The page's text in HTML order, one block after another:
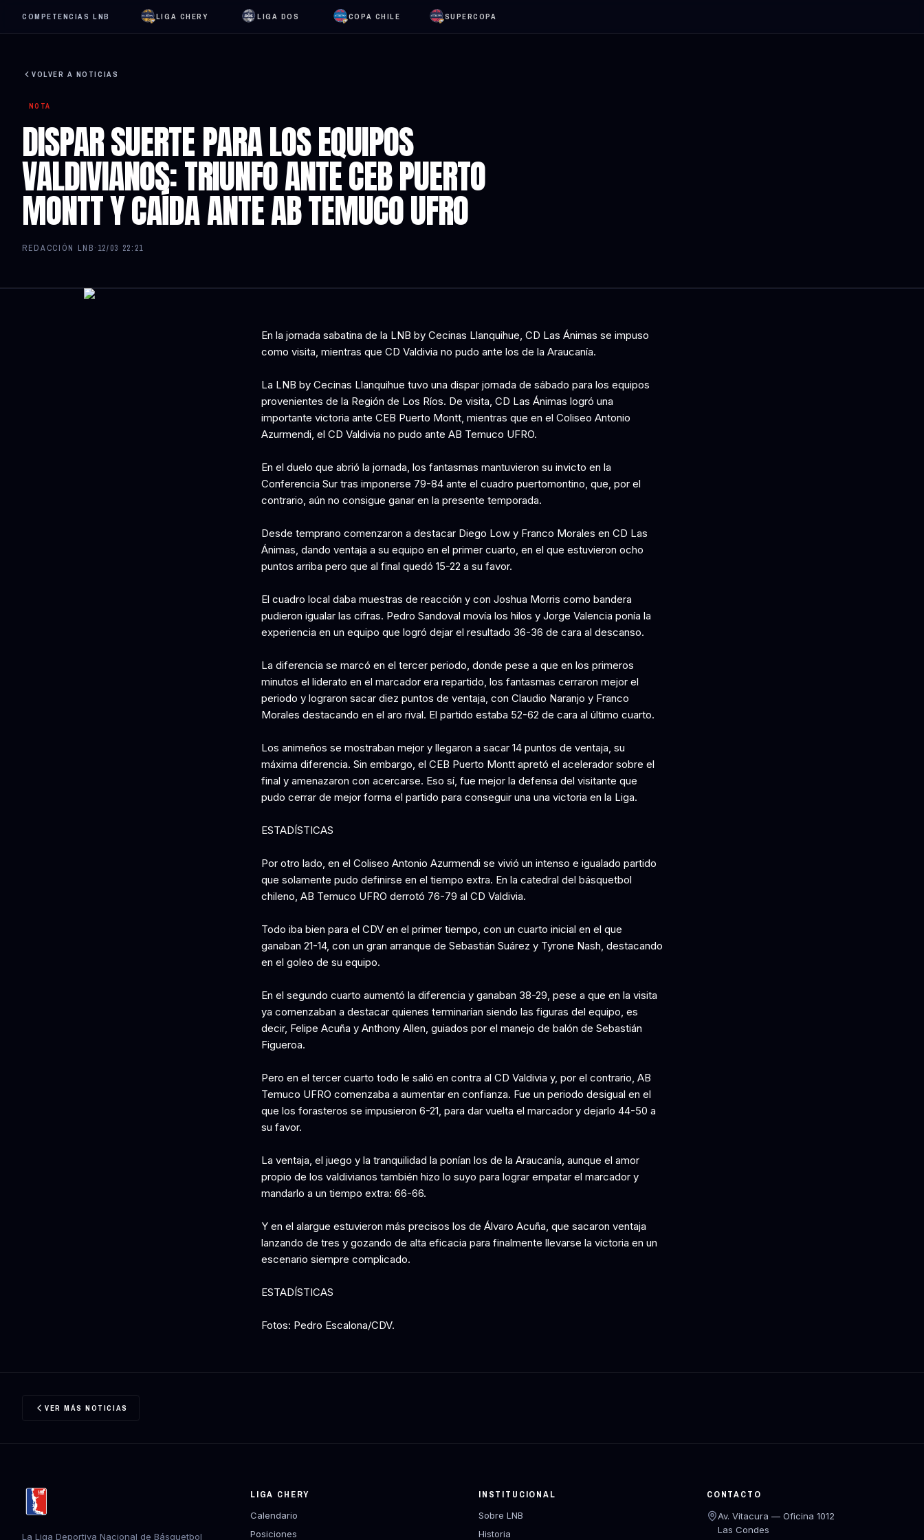
COMPETENCIAS LNB LIGA CHERY LIGA DOS COPA CHILE SUPERCOPA
VOLVER A NOTICIAS
NOTA
DISPAR SUERTE PARA LOS EQUIPOS
VALDIVIANOS: TRIUNFO ANTE CEB PUERTO
MONTT Y CAÍDA ANTE AB TEMUCO UFRO
REDACCIÓN LNB· 12/03 22:21
En la jornada sabatina de la LNB by Cecinas Llanquihue, CD Las Ánimas se impuso
como visita, mientras que CD Valdivia no pudo ante los de la Araucanía.
La LNB by Cecinas Llanquihue tuvo una dispar jornada de sábado para los equipos
provenientes de la Región de Los Ríos. De visita, CD Las Ánimas logró una
importante victoria ante CEB Puerto Montt, mientras que en el Coliseo Antonio
Azurmendi, el CD Valdivia no pudo ante AB Temuco UFRO.
En el duelo que abrió la jornada, los fantasmas mantuvieron su invicto en la
Conferencia Sur tras imponerse 79-84 ante el cuadro puertomontino, que, por el
contrario, aún no consigue ganar en la presente temporada.
Desde temprano comenzaron a destacar Diego Low y Franco Morales en CD Las
Ánimas, dando ventaja a su equipo en el primer cuarto, en el que estuvieron ocho
puntos arriba pero que al final quedó 15-22 a su favor.
El cuadro local daba muestras de reacción y con Joshua Morris como bandera
pudieron igualar las cifras. Pedro Sandoval movía los hilos y Jorge Valencia ponía la
experiencia en un equipo que logró dejar el resultado 36-36 de cara al descanso.
La diferencia se marcó en el tercer periodo, donde pese a que en los primeros
minutos el liderato en el marcador era repartido, los fantasmas cerraron mejor el
periodo y lograron sacar diez puntos de ventaja, con Claudio Naranjo y Franco
Morales destacando en el aro rival. El partido estaba 52-62 de cara al último cuarto.
Los animeños se mostraban mejor y llegaron a sacar 14 puntos de ventaja, su
máxima diferencia. Sin embargo, el CEB Puerto Montt apretó el acelerador sobre el
final y amenazaron con acercarse. Eso sí, fue mejor la defensa del visitante que
pudo cerrar de mejor forma el partido para conseguir una una victoria en la Liga.
ESTADÍSTICAS
Por otro lado, en el Coliseo Antonio Azurmendi se vivió un intenso e igualado partido
que solamente pudo definirse en el tiempo extra. En la catedral del básquetbol
chileno, AB Temuco UFRO derrotó 76-79 al CD Valdivia.
Todo iba bien para el CDV en el primer tiempo, con un cuarto inicial en el que
ganaban 21-14, con un gran arranque de Sebastián Suárez y Tyrone Nash, destacando
en el goleo de su equipo.
En el segundo cuarto aumentó la diferencia y ganaban 38-29, pese a que en la visita
ya comenzaban a destacar quienes terminarían siendo las figuras del equipo, es
decir, Felipe Acuña y Anthony Allen, guiados por el manejo de balón de Sebastián
Figueroa.
Pero en el tercer cuarto todo le salió en contra al CD Valdivia y, por el contrario, AB
Temuco UFRO comenzaba a aumentar en confianza. Fue un periodo desigual en el
que los forasteros se impusieron 6-21, para dar vuelta el marcador y dejarlo 44-50 a
su favor.
La ventaja, el juego y la tranquilidad la ponían los de la Araucanía, aunque el amor
propio de los valdivianos también hizo lo suyo para lograr empatar el marcador y
mandarlo a un tiempo extra: 66-66.
Y en el alargue estuvieron más precisos los de Álvaro Acuña, que sacaron ventaja
lanzando de tres y gozando de alta eficacia para finalmente llevarse la victoria en un
escenario siempre complicado.
ESTADÍSTICAS
Fotos: Pedro Escalona/CDV.
VER MÁS NOTICIAS
La Liga Deportiva Nacional de Básquetbol
LIGA CHERY
Calendario
Posiciones
INSTITUCIONAL
Sobre LNB
Historia
CONTACTO
Av. Vitacura — Oficina 1012
Las Condes